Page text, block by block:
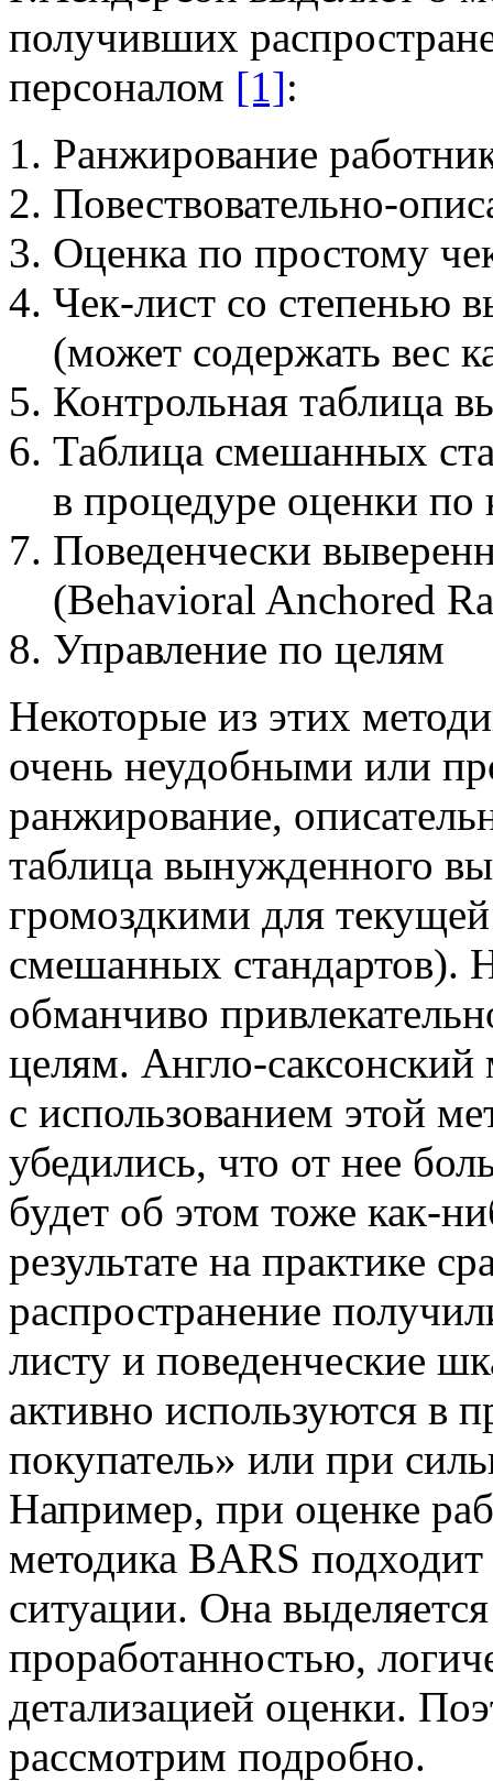
получивших
персоналом [1]:
Ранжирование
Повествовательно-
Оценка по простому
Чек-лист со степенью
(может содержать вес
Контрольная таблица
Таблица смешанных
в процедуре оценки по
Поведенчески
(Behavioral Anchored
Управление по целям
Некоторые из этих
очень неудобными или
ранжирование,
таблица вынужденного
громоздкими для
смешанных стандартов).
обманчиво
целям. Англо-саксонский
с использованием этой
убедились, что от нее
будет об этом тоже как-
результате на практике
распространение
листу и поведенческие
активно используются в
покупатель» или при
Например, при оценке
методика BARS
ситуации. Она
проработанностью,
детализацией оценки.
рассмотрим подробно.